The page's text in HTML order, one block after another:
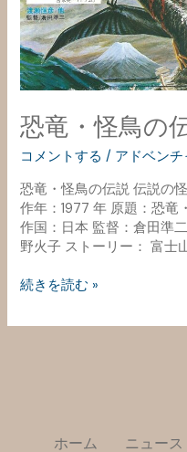
恐竜・怪鳥の
コメントする / アドベン
恐竜・怪鳥の伝説 伝説の
作年：1977 年 原題：恐竜
作国：日本 監督：倉田準
野火子 ストーリー： 富士
続きを読む »
ホーム ニュース